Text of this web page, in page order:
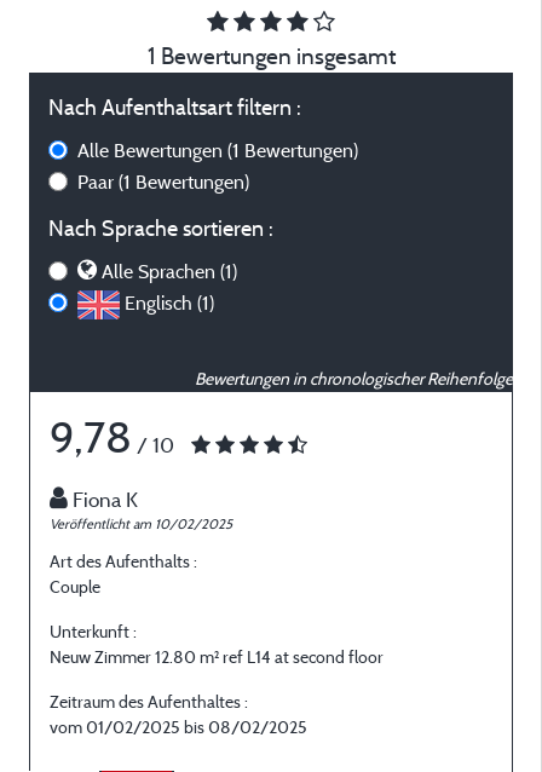
1 Bewertungen insgesamt
Nach Aufenthaltsart filtern :
Alle Bewertungen (1 Bewertungen)
Paar (1 Bewertungen)
Nach Sprache sortieren :
Alle Sprachen (1)
Englisch (1)
Bewertungen in chronologischer Reihenfolge
9,78 / 10
Fiona K
Veröffentlicht am 10/02/2025
Art des Aufenthalts :
Couple
Unterkunft :
Neuw Zimmer 12.80 m² ref L14 at second floor
Zeitraum des Aufenthaltes :
vom 01/02/2025 bis 08/02/2025